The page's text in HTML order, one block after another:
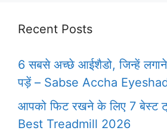
Recent Posts
6 सबसे अच्छे आईशैडो, जिन्हें
पड़ें – Sabse Accha
आपको फिट रखने के लिए 7 बेस्ट
Best Treadmill 2026